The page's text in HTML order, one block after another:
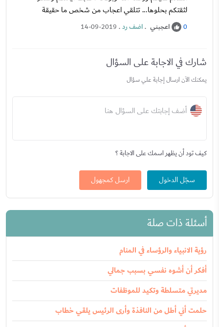
لثقتكم بحلوها... تتلقي اعجاب من شخص ما حقيقة
0 اعجبني .اضف رد.
14-09-2019
شارك في الاجابة على السؤال
يمكنك الآن ارسال إجابة علي سؤال
أضف إجابتك على السؤال هنا
كيف تود أن يظهر اسمك على الاجابة ؟
سجّل الدخول ارسل كمجهول
أسئلة ذات صلة
رؤية الانبياء والرؤساء في المنام
أفكر أن أشوه نفسي بسبب جمالي
مديرتي متسلطة وتكيد للموظفات
حلمت أني أطل من النافذة وأرى الرئيس يلقي خطاب